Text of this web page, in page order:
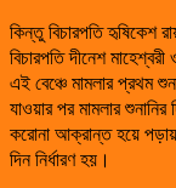
কিন্তু বিচারপতি হৃষিকেশ
বিচারপতি দীনেশ
এই বেঞ্চে মামলার প্রথম
যাওয়ার পর মামলার
করোনা আক্রান্ত হয়ে পড়ায়
দিন নির্ধারণ হয়।